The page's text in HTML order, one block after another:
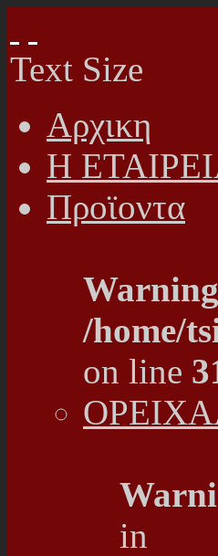
Text Size
Αρχικη
Η
Προϊοντα
Warning
/home/
on line
in